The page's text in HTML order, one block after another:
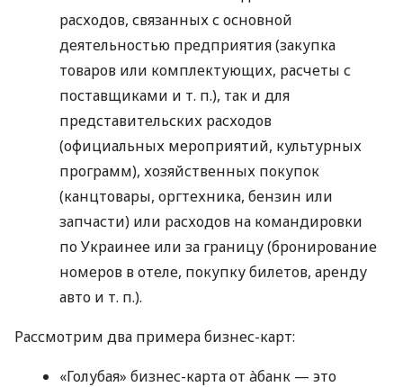
расходов, связанных с основной
деятельностью предприятия (закупка
товаров или комплектующих, расчеты с
поставщиками и т. п.), так и для
представительских расходов
(официальных мероприятий, культурных
программ), хозяйственных покупок
(канцтовары, оргтехника, бензин или
запчасти) или расходов на командировки
по Украинее или за границу (бронирование
номеров в отеле, покупку билетов, аренду
авто и т. п.).
Рассмотрим два примера бизнес-карт:
«Голубая» бизнес-карта от àбанк — это